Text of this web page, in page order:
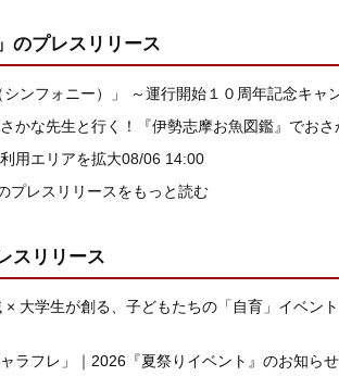
のプレスリリース
ンフォニー）」 ～運行開始１０周年記念キャ
さかな先生と行く！『伊勢志摩お魚図鑑』でお
用エリアを拡大08/06 14:00
プレスリリースをもっと読む
スリリース
大学生が創る、子どもたちの「自育」イベン
ラフレ」｜2026『夏祭りイベント』のお知らせ